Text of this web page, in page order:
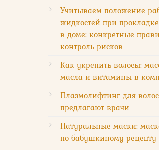
Учитываем положение
жидкостей при
в доме: конкретные
контроль рисков
Как укрепить волосы:
масла и витамины в
Плазмолифтинг для
предлагают врачи
Натуральные маски:
по бабушкиному рецепту